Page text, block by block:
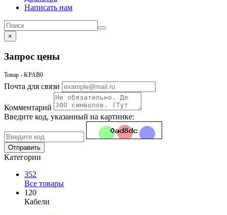
Написать нам
×
Запрос цены
Товар - KPAB0
Почта для связи
Комментарий
Введите код, указанный на картинке:
Отправить
Категории
352
Все товары
120
Кабели